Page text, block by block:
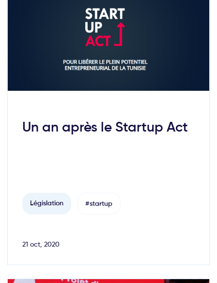
Un an après le Startup Act
Législation #startup
21 oct, 2020